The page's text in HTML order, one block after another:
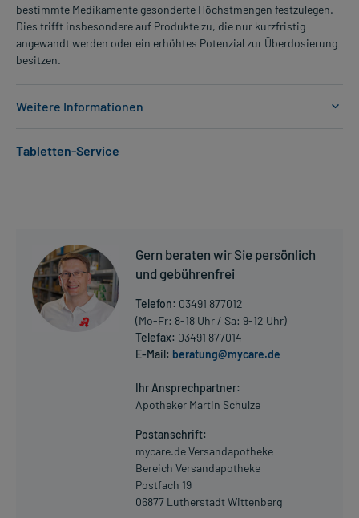
bestimmte Medikamente gesonderte Höchstmengen festzulegen.
Dies trifft insbesondere auf Produkte zu, die nur kurzfristig
angewandt werden oder ein erhöhtes Potenzial zur Überdosierung
besitzen.
Weitere Informationen
- Thrombosen und Embolien
Dauer der Anwendung?
Die Anwendungsdauer richtet sich nach Art der Beschwerde
und/oder Dauer der Erkrankung und wird deshalb nur von Ihrem
Arzt bestimmt.
kommen, unter anderem zu Blutungen aus Haut, Schleimhäuten
und Wunden, des Magen-Darm-Traktes und des Urogenitaltraktes
eine Überdosierung umgehend mit einem Arzt in Verbindung.
Generell gilt: Achten Sie vor allem bei Säuglingen, Kleinkindern und
älteren Menschen auf eine gewissenhafte Dosierung. Im
Zweifelsfalle fragen Sie Ihren Arzt oder Apotheker nach etwaigen
Mehr anzeigen
Tabletten-Service
Gern beraten wir Sie persönlich
und gebührenfrei
Telefon: 03491 877012
(Mo-Fr: 8-18 Uhr / Sa: 9-12 Uhr)
Telefax: 03491 877014
E-Mail: beratung@mycare.de
Ihr Ansprechpartner:
Apotheker Martin Schulze
Postanschrift:
mycare.de Versandapotheke
Bereich Versandapotheke
Postfach 19
06877 Lutherstadt Wittenberg